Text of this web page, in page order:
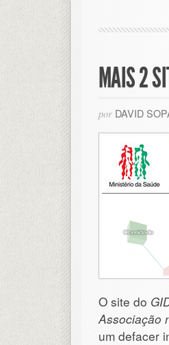
MAIS 2
por DAVID
O site do
Associação
um defacer